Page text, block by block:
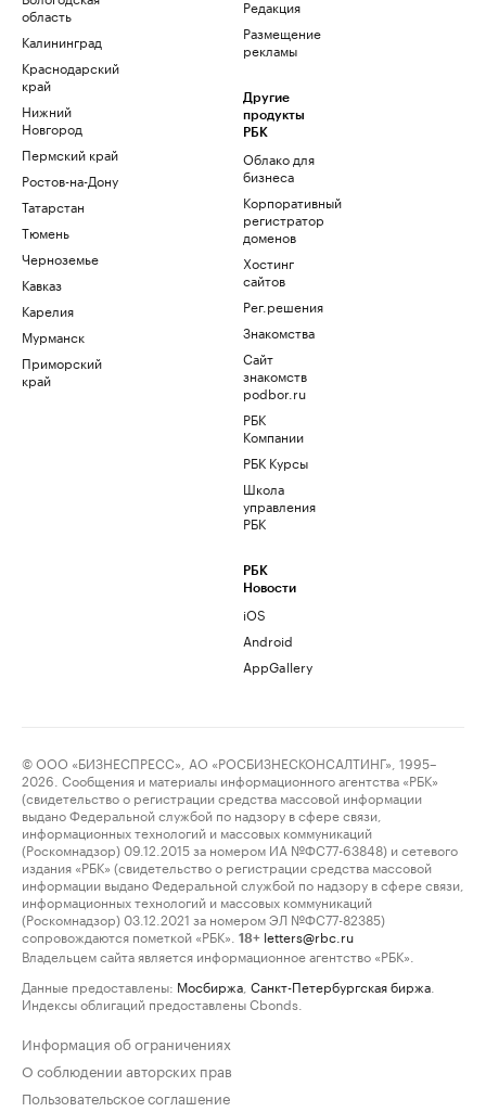
область
Калининград
Краснодарский
край
Нижний
Новгород
Пермский край
Ростов-на-Дону
Татарстан
Тюмень
Черноземье
Кавказ
Карелия
Мурманск
Приморский
край
Редакция
Размещение
рекламы
Другие
продукты
РБК
Облако для
бизнеса
Корпоративный
регистратор
доменов
Хостинг
сайтов
Рег.решения
Знакомства
Сайт
знакомств
podbor.ru
РБК
Компании
РБК Курсы
Школа
управления
РБК
РБК
Новости
iOS
Android
AppGallery
© ООО «БИЗНЕСПРЕСС», АО «РОСБИЗНЕСКОНСАЛТИНГ», 1995–
2026. Сообщения и материалы информационного агентства «РБК»
(свидетельство о регистрации средства массовой информации
выдано Федеральной службой по надзору в сфере связи,
информационных технологий и массовых коммуникаций
(Роскомнадзор) 09.12.2015 за номером ИА №ФС77-63848) и сетевого
издания «РБК» (свидетельство о регистрации средства массовой
информации выдано Федеральной службой по надзору в сфере связи,
информационных технологий и массовых коммуникаций
(Роскомнадзор) 03.12.2021 за номером ЭЛ №ФС77-82385)
сопровождаются пометкой «РБК».
18+ letters@rbc.ru
Владельцем сайта является информационное агентство «РБК».
Данные предоставлены: Мосбиржа Санкт-Петербургская биржа
Индексы облигаций предоставлены Cbonds.
Информация об ограничениях
О соблюдении авторских прав
Пользовательское соглашение